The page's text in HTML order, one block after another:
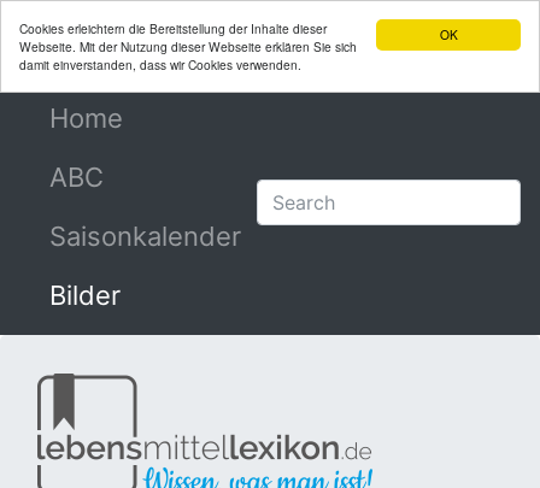
OK
Cookies erleichtern die Bereitstellung der Inhalte dieser
Webseite. Mit der Nutzung dieser Webseite erklären Sie sich
damit einverstanden, dass wir Cookies verwenden.
Home
ABC
Saisonkalender
Bilder